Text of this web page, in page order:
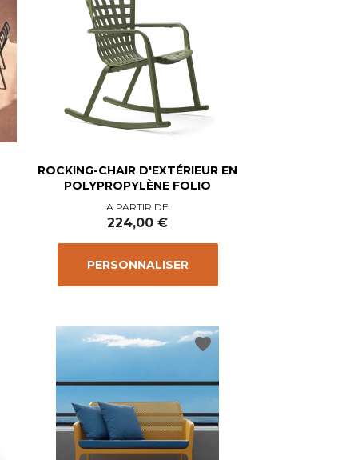
ROCKING-CHAIR D'EXTÉRIEUR EN
POLYPROPYLÈNE FOLIO
Prix
A PARTIR DE
224,00 €
PERSONNALISER
favorite